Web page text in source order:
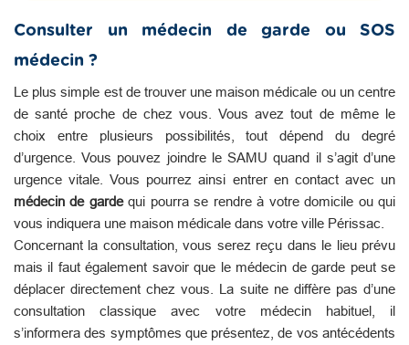
Consulter un médecin de garde ou SOS
médecin ?
Le plus simple est de trouver une maison médicale ou un centre
de santé proche de chez vous. Vous avez tout de même le
choix entre plusieurs possibilités, tout dépend du degré
d’urgence. Vous pouvez joindre le SAMU quand il s’agit d’une
urgence vitale. Vous pourrez ainsi entrer en contact avec un
médecin de gardequi pourra se rendre à votre domicile ou qui
vous indiquera une maison médicale dans votre ville Périssac.
Concernant la consultation, vous serez reçu dans le lieu prévu
mais il faut également savoir que le médecin de garde peut se
déplacer directement chez vous. La suite ne diffère pas d’une
consultation classique avec votre médecin habituel, il
s’informera des symptômes que présentez, de vos antécédents